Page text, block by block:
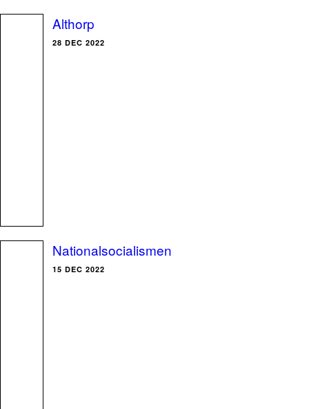
Althorp
28 DEC 2022
Nationalsocialismen
15 DEC 2022